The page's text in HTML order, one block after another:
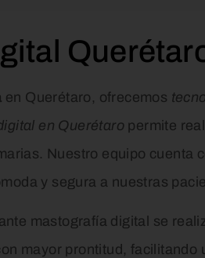
en Querétaro, ofrecemos
en Querétaro permite
Nuestro equipo
y segura a nuestras
mastografía digital se
mayor prontitud,